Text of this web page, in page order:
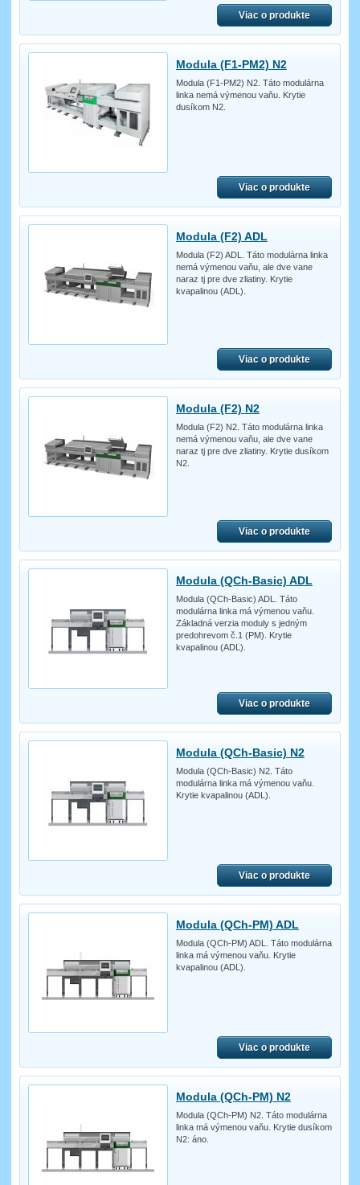
Viac o produkte
Modula (F1-PM2) N2
Modula (F1-PM2) N2. Táto modulárna
linka nemá výmenou vaňu. Krytie
dusíkom N2.
Viac o produkte
Modula (F2) ADL
Modula (F2) ADL. Táto modulárna linka
nemá výmenou vaňu, ale dve vane
naraz tj pre dve zliatiny. Krytie
kvapalinou (ADL).
Viac o produkte
Modula (F2) N2
Modula (F2) N2. Táto modulárna linka
nemá výmenou vaňu, ale dve vane
naraz tj pre dve zliatiny. Krytie dusíkom
N2.
Viac o produkte
Modula (QCh-Basic) ADL
Modula (QCh-Basic) ADL. Táto
modulárna linka má výmenou vaňu.
Základná verzia moduly s jedným
predohrevom č.1 (PM). Krytie
kvapalinou (ADL).
Viac o produkte
Modula (QCh-Basic) N2
Modula (QCh-Basic) N2. Táto
modulárna linka má výmenou vaňu.
Krytie kvapalinou (ADL).
Viac o produkte
Modula (QCh-PM) ADL
Modula (QCh-PM) ADL. Táto modulárna
linka má výmenou vaňu. Krytie
kvapalinou (ADL).
Viac o produkte
Modula (QCh-PM) N2
Modula (QCh-PM) N2. Táto modulárna
linka má výmenou vaňu. Krytie dusíkom
N2: áno.